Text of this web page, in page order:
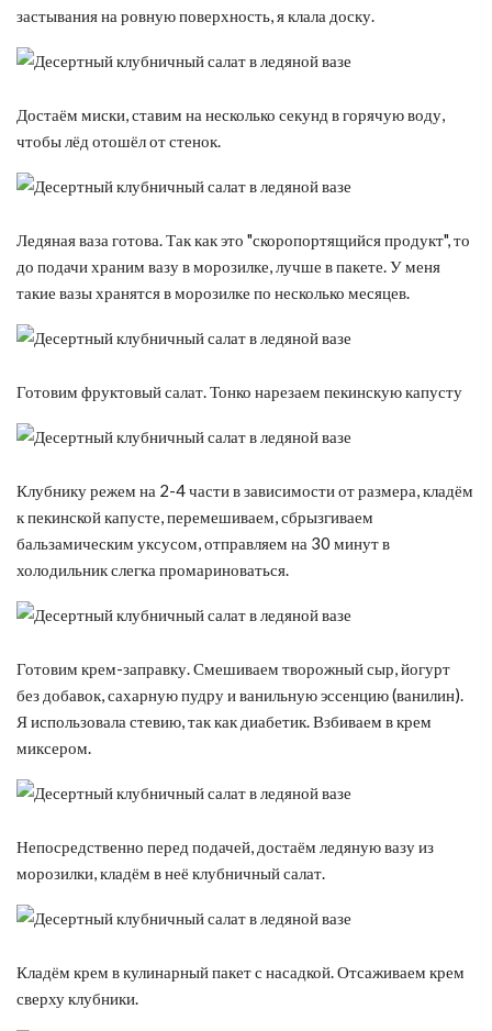
застывания на ровную поверхность, я клала доску.
Достаём миски, ставим на несколько секунд в горячую воду,
чтобы лёд отошёл от стенок.
Ледяная ваза готова. Так как это "скоропортящийся продукт", то
до подачи храним вазу в морозилке, лучше в пакете. У меня
такие вазы хранятся в морозилке по несколько месяцев.
Готовим фруктовый салат. Тонко нарезаем пекинскую капусту
Клубнику режем на 2-4 части в зависимости от размера, кладём
к пекинской капусте, перемешиваем, сбрызгиваем
бальзамическим уксусом, отправляем на 30 минут в
холодильник слегка промариноваться.
Готовим крем-заправку. Смешиваем творожный сыр, йогурт
без добавок, сахарную пудру и ванильную эссенцию (ванилин).
Я использовала стевию, так как диабетик. Взбиваем в крем
миксером.
Непосредственно перед подачей, достаём ледяную вазу из
морозилки, кладём в неё клубничный салат.
Кладём крем в кулинарный пакет с насадкой. Отсаживаем крем
сверху клубники.